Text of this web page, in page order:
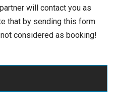
will contact you as
that by sending this form
considered as booking!